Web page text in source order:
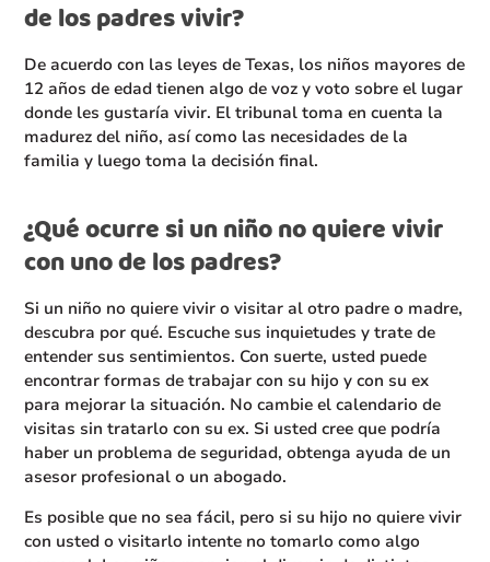
de los padres vivir?
De acuerdo con las leyes de Texas, los niños mayores de
12 años de edad tienen algo de voz y voto sobre el lugar
donde les gustaría vivir. El tribunal toma en cuenta la
madurez del niño, así como las necesidades de la
familia y luego toma la decisión final.
¿Qué ocurre si un niño no quiere vivir
con uno de los padres?
Si un niño no quiere vivir o visitar al otro padre o madre,
descubra por qué. Escuche sus inquietudes y trate de
entender sus sentimientos. Con suerte, usted puede
encontrar formas de trabajar con su hijo y con su ex
para mejorar la situación. No cambie el calendario de
visitas sin tratarlo con su ex. Si usted cree que podría
haber un problema de seguridad, obtenga ayuda de un
asesor profesional o un abogado.
Es posible que no sea fácil, pero si su hijo no quiere vivir
con usted o visitarlo intente no tomarlo como algo